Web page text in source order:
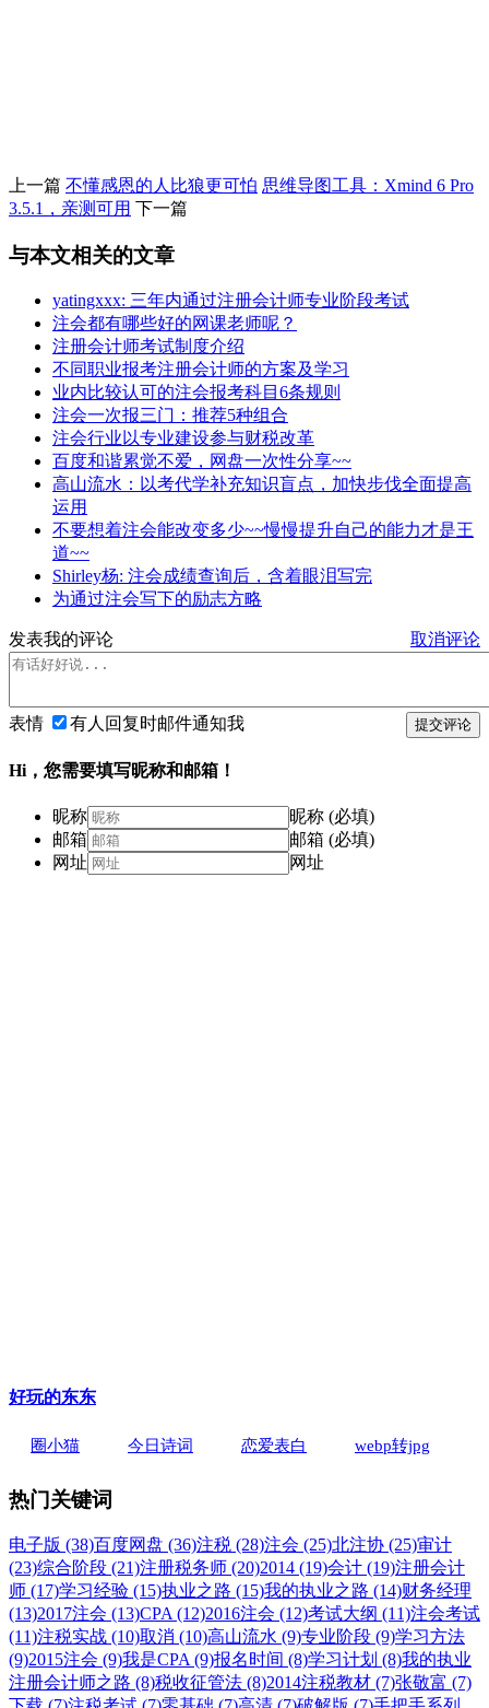
上一篇 不懂感恩的人比狼更可怕 思维导图工具：Xmind 6 Pro
3.5.1，亲测可用 下一篇
与本文相关的文章
yatingxxx: 三年内通过注册会计师专业阶段考试
注会都有哪些好的网课老师呢？
注册会计师考试制度介绍
不同职业报考注册会计师的方案及学习
业内比较认可的注会报考科目6条规则
注会一次报三门：推荐5种组合
注会行业以专业建设参与财税改革
百度和谐累觉不爱，网盘一次性分享~~
高山流水：以考代学补充知识盲点，加快步伐全面提高
运用
不要想着注会能改变多少~~慢慢提升自己的能力才是王
道~~
Shirley杨: 注会成绩查询后，含着眼泪写完
为通过注会写下的励志方略
发表我的评论 取消评论
提交评论
表情 有人回复时邮件通知我
Hi，您需要填写昵称和邮箱！
昵称
昵称 (必填)
邮箱
邮箱 (必填)
网址
网址
好玩的东东
圈小猫 今日诗词 恋爱表白 webp转jpg
热门关键词
电子版 (38)百度网盘 (36)注税 (28)注会 (25)北注协 (25)审计
(23)综合阶段 (21)注册税务师 (20)2014 (19)会计 (19)注册会计
师 (17)学习经验 (15)执业之路 (15)我的执业之路 (14)财务经理
(13)2017注会 (13)CPA (12)2016注会 (12)考试大纲 (11)注会考试
(11)注税实战 (10)取消 (10)高山流水 (9)专业阶段 (9)学习方法
(9)2015注会 (9)我是CPA (9)报名时间 (8)学习计划 (8)我的执业
注册会计师之路 (8)税收征管法 (8)2014注税教材 (7)张敬富 (7)